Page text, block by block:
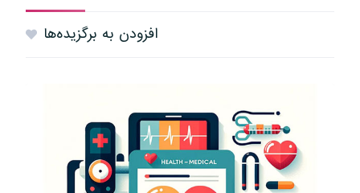
افزودن به برگزیده‌ها